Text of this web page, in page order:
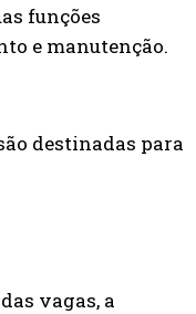
funções
e manutenção.
destinadas para
vagas, a